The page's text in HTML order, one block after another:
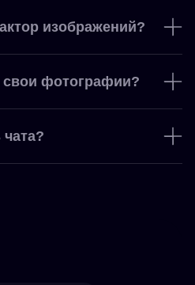
изображений?
фотографии?